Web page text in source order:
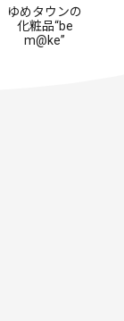
ゆめタウンの
化粧品“be
m@ke”